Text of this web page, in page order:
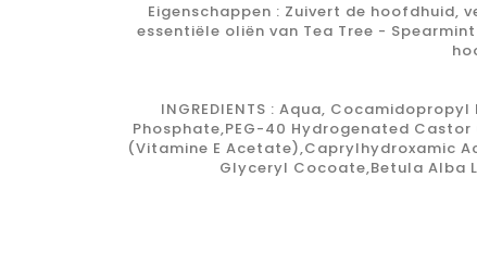
Eigenschappen : Zuivert de hoofdhuid,
essentiële oliën van Tea Tree -
INGREDIENTS : Aqua, Cocamidopropyl
Phosphate,PEG-40 Hydrogenated
(Vitamine E Acetate),Caprylhydroxamic
Glyceryl Cocoate,Betula Alba